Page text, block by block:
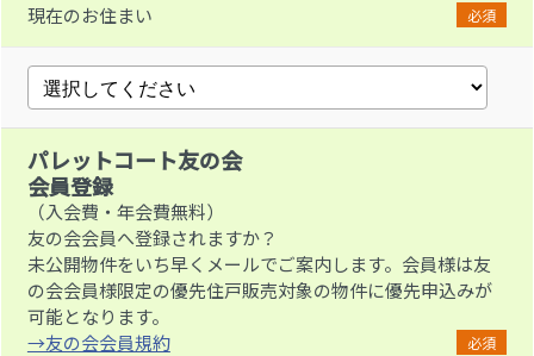
現在のお住まい 必須
パレットコート友の会
会員登録
（入会費・年会費無料）
友の会会員へ登録されますか？
未公開物件をいち早くメールでご案内します。会員様は友
の会会員様限定の優先住戸販売対象の物件に優先申込みが
可能となります。
→友の会会員規約
必須